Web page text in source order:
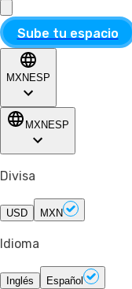
Sube tu espacio
MXN ESP
MXN ESP
Divisa
USD MXN
Idioma
Inglés Español